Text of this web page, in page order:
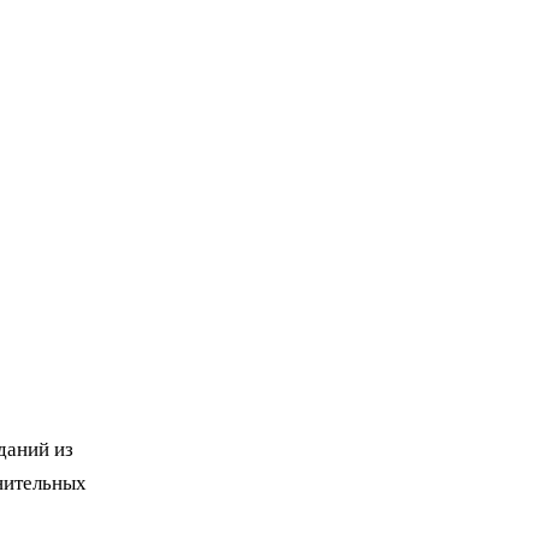
из